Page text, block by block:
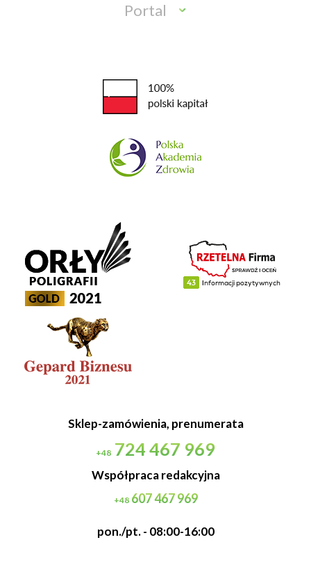
Portal
Sklep-zamówienia, prenumerata
+48 724 467 969
Współpraca redakcyjna
+48607 467 969
pon./pt. - 08:00-16:00